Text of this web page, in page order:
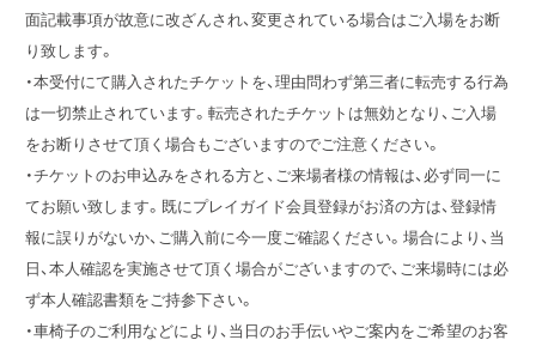
面記載事項が故意に改ざんされ、変更されている場合はご入場をお断
り致します。
・本受付にて購入されたチケットを、理由問わず第三者に転売する行為
は一切禁止されています。転売されたチケットは無効となり、ご入場
をお断りさせて頂く場合もございますのでご注意ください。
・チケットのお申込みをされる方と、ご来場者様の情報は、必ず同一に
てお願い致します。既にプレイガイド会員登録がお済の方は、登録情
報に誤りがないか、ご購入前に今一度ご確認ください。場合により、当
日、本人確認を実施させて頂く場合がございますので、ご来場時には必
ず本人確認書類をご持参下さい。
・車椅子のご利用などにより、当日のお手伝いやご案内をご希望のお客